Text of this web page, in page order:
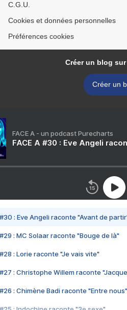
C.G.U.
Cookies et données personnelles
Préférences cookies
Créer un blog
Créer un
FACE A - un podcast Purecharts
FACE A #30 : Eve Angeli
#30 : Eve Angeli raconte "Avant de
#29 : MC Solaar raconte "Bouge de là"
#28 : Lorie raconte "Je vais vite"
#27 : Christophe Willem raconte
#26 : Chimène Badi raconte "Entre nous"